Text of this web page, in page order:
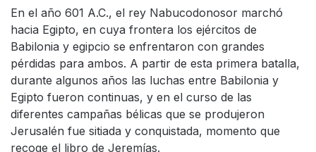
En el año 601 A.C., el rey Nabucodonosor marchó
hacia Egipto, en cuya frontera los ejércitos de
Babilonia y egipcio se enfrentaron con grandes
pérdidas para ambos. A partir de esta primera batalla,
durante algunos años las luchas entre Babilonia y
Egipto fueron continuas, y en el curso de las
diferentes campañas bélicas que se produjeron
Jerusalén fue sitiada y conquistada, momento que
recoge el libro de Jeremías.